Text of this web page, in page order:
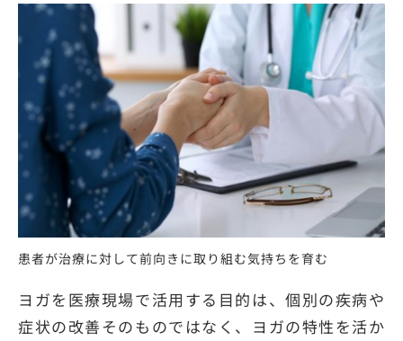
患者が治療に対して前向きに取り組む気持ちを育む
ヨガを医療現場で活用する目的は、個別の疾病や
症状の改善そのものではなく、ヨガの特性を活か